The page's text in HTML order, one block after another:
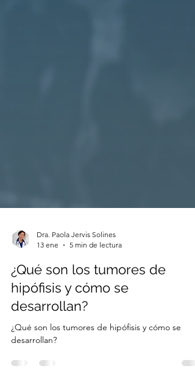
13 ene
5 min de lectura
¿Qué son los tumores de
hipófisis y cómo se
desarrollan?
desarrollan?